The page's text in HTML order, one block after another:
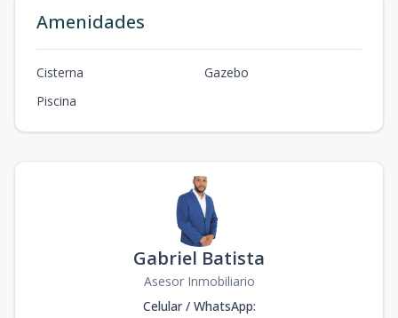
Amenidades
Cisterna
Gazebo
Piscina
Gabriel Batista
Asesor Inmobiliario
Celular / WhatsApp: